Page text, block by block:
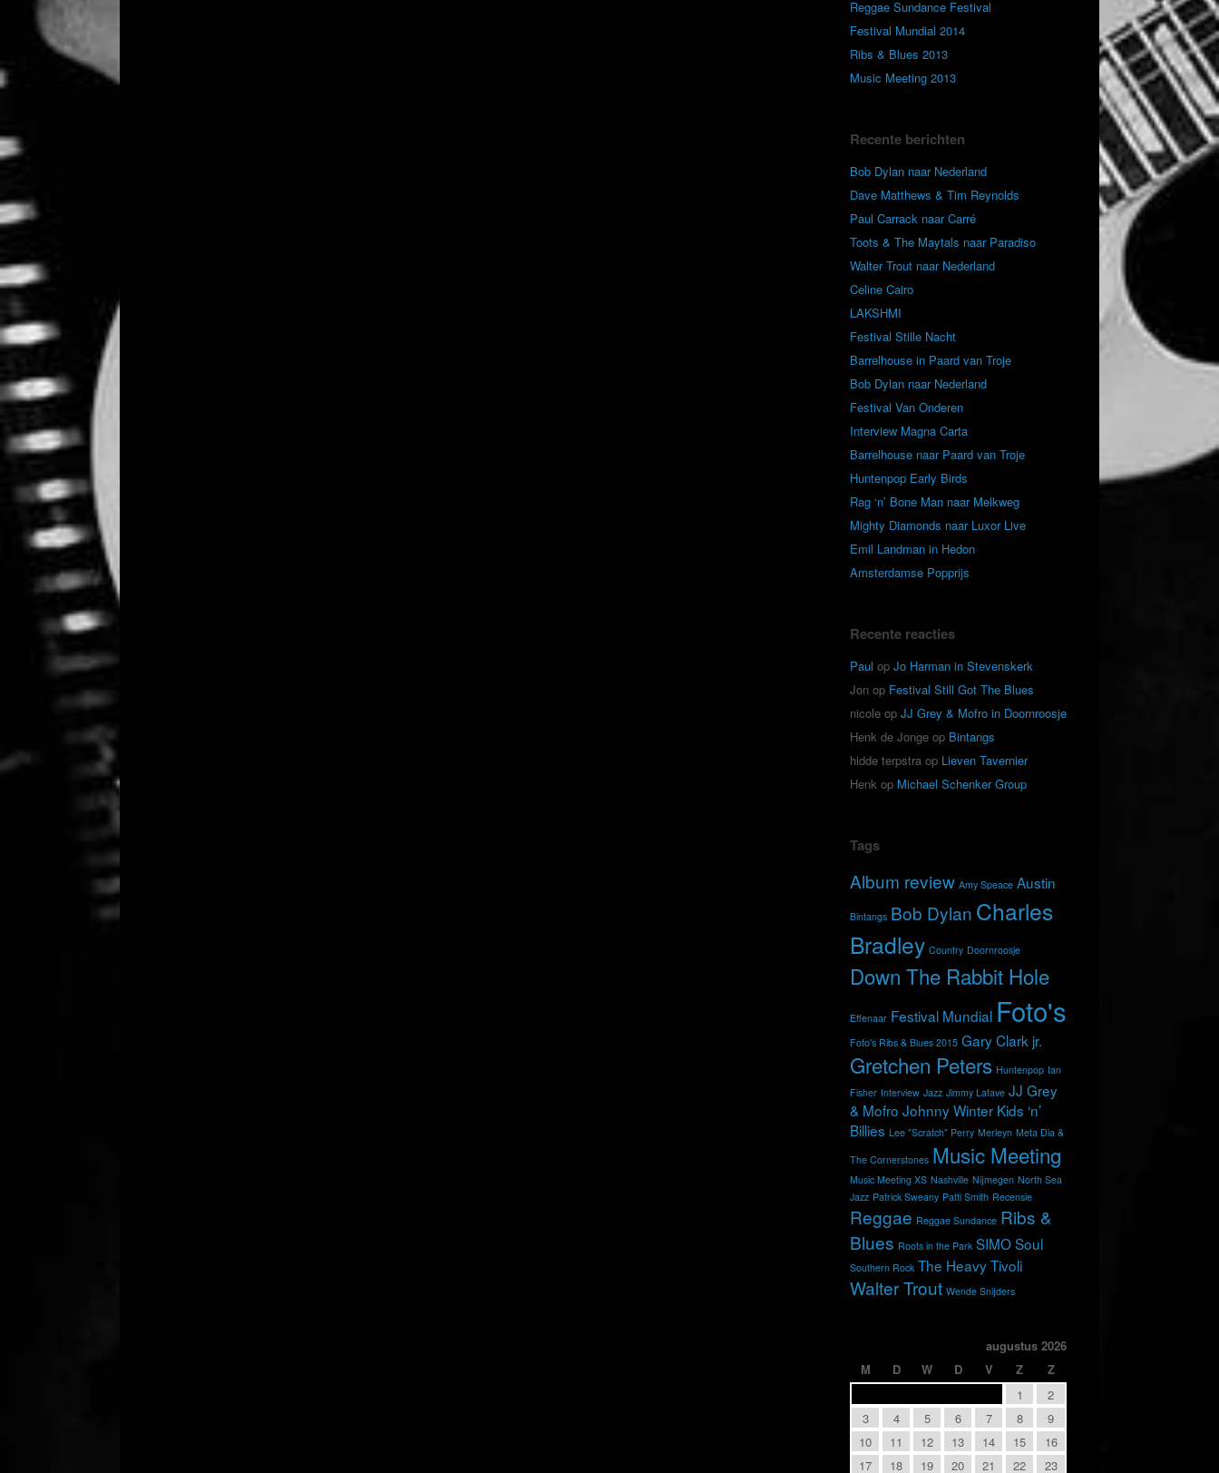
Reggae Sundance Festival
Festival Mundial 2014
Ribs & Blues 2013
Music Meeting 2013
Recente berichten
Bob Dylan naar Nederland
Dave Matthews & Tim Reynolds
Paul Carrack naar Carré
Toots & The Maytals naar Paradiso
Walter Trout naar Nederland
Celine Cairo
LAKSHMI
Festival Stille Nacht
Barrelhouse in Paard van Troje
Bob Dylan naar Nederland
Festival Van Onderen
Interview Magna Carta
Barrelhouse naar Paard van Troje
Huntenpop Early Birds
Rag ‘n’ Bone Man naar Melkweg
Mighty Diamonds naar Luxor Live
Emil Landman in Hedon
Amsterdamse Popprijs
Recente reacties
Paul opJo Harman in Stevenskerk
Jon op Festival Still Got The Blues
nicole opJJ Grey & Mofro in Doornroosje
Henk de Jonge op Bintangs
hidde terpstra op Lieven Tavernier
Henk op Michael Schenker Group
Tags
Album review Amy Speace Austin
Bintangs Bob Dylan Charles
Bradley Country Doornroosje
Down The Rabbit Hole
Effenaar Festival Mundial Foto's
Foto's Ribs & Blues 2015 Gary Clark jr.
Gretchen Peters Huntenpop Ian
Fisher Interview Jazz Jimmy Lafave JJ Grey
& Mofro Johnny Winter Kids ‘n’
Billies Lee "Scratch" Perry Merleyn Meta Dia &
The Cornerstones Music Meeting
Music Meeting XS Nashville Nijmegen North Sea
Jazz Patrick Sweany Patti Smith Recensie
Reggae Reggae Sundance Ribs &
Blues Roots in the Park SIMOSoul
Southern Rock The HeavyTivoli
Walter Trout Wende Snijders
augustus 2026
M
D W D V Z
Z
1
2
3
4 5 6 7 8
9
10
11 12 13 14 15
16
17
18 19 20 21 22 23